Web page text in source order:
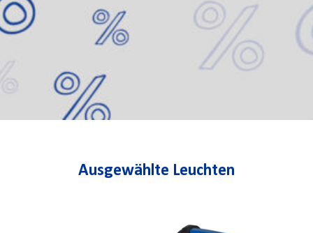
Ausgewählte Leuchten